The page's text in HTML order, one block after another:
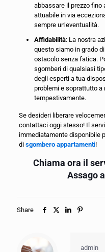
abbassare il prezzo fino
attuabile in via
sempre un’eventualità.
Affidabilità: La nostra
questo siamo in grado
ostacolo senza fatica.
sgomberi di qualsiasi
degli esperti a tua
problemi e soprattutto a
tempestivamente.
Se desideri liberare
contattaci oggi stesso! Il
immediatamente disponibile
di sgombero appartamenti!
Chiama ora il
Assago
Share
admin